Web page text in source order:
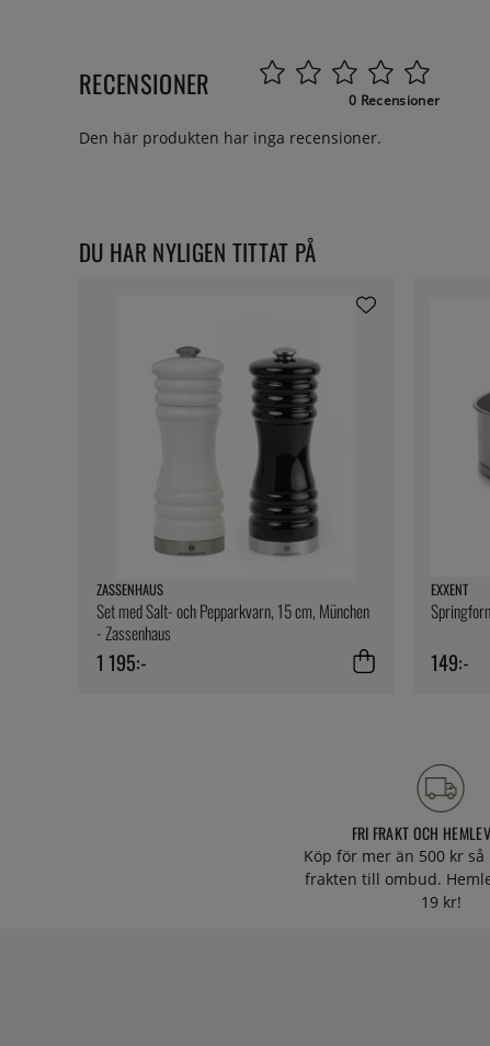
RECENSIONER 0 Recensioner
Den här produkten har inga recensioner.
DU HAR NYLIGEN TITTAT PÅ
ZASSENHAUS
Set med Salt- och Pepparkvarn, 15 cm, München
- Zassenhaus
1 195:-
EXXENT
149:-
FRI FRAKT OCH
Köp för mer än 500 kr
frakten till ombud.
19 kr!